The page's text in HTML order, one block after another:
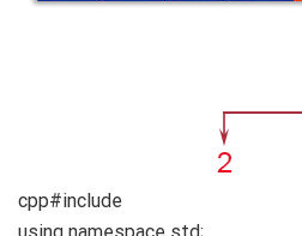
cpp#include